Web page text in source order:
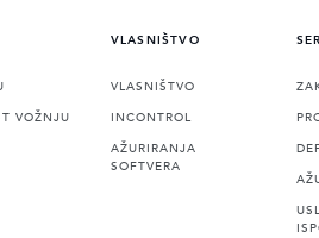
VOŽNJU
VLASNIŠTVO
VLASNIŠTVO
INCONTROL
AŽURIRANJA
SOFTVERA